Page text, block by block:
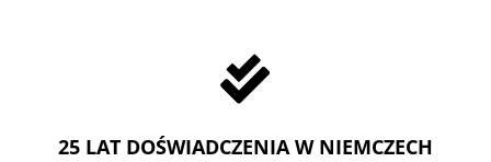

25 LAT DOŚWIADCZENIA W NIEMCZECH